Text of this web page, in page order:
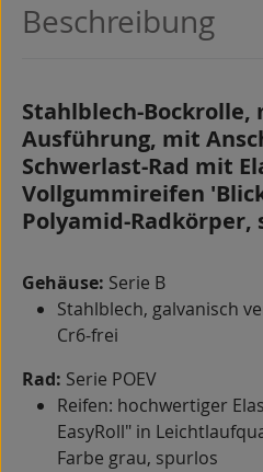
Beschreibung
Stahlblech-
Ausführung, mit
Schwerlast-Rad mit
Vollgummireifen
Polyamid-Radkörper,
Gehäuse: Serie B
Stahlblech, galvanisch
Cr6-frei
Rad: Serie POEV
Reifen: hochwertiger
EasyRoll" in
Farbe grau, spurlos